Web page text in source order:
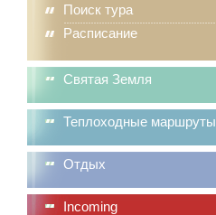
Поиск тура
Расписание
Святая Земля
Теплоходные маршруты
Отдых
Incoming